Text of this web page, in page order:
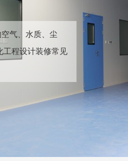
气、水质、尘
工程设计装修常见